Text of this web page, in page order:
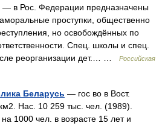
— в Рос. Федерации предназначены
проступки, общественно
но освобождённых по
Спец. школы и спец.
реорганизации дет.… …
Российская
Беларусь — гос во в Вост.
Нас. 10 259 тыс. чел. (1989).
1000 чел. в возрасте 15 лет и